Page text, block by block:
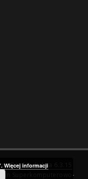
DInGO dLibra 6.3.15
Superkomputerowo-
Więcej informacji